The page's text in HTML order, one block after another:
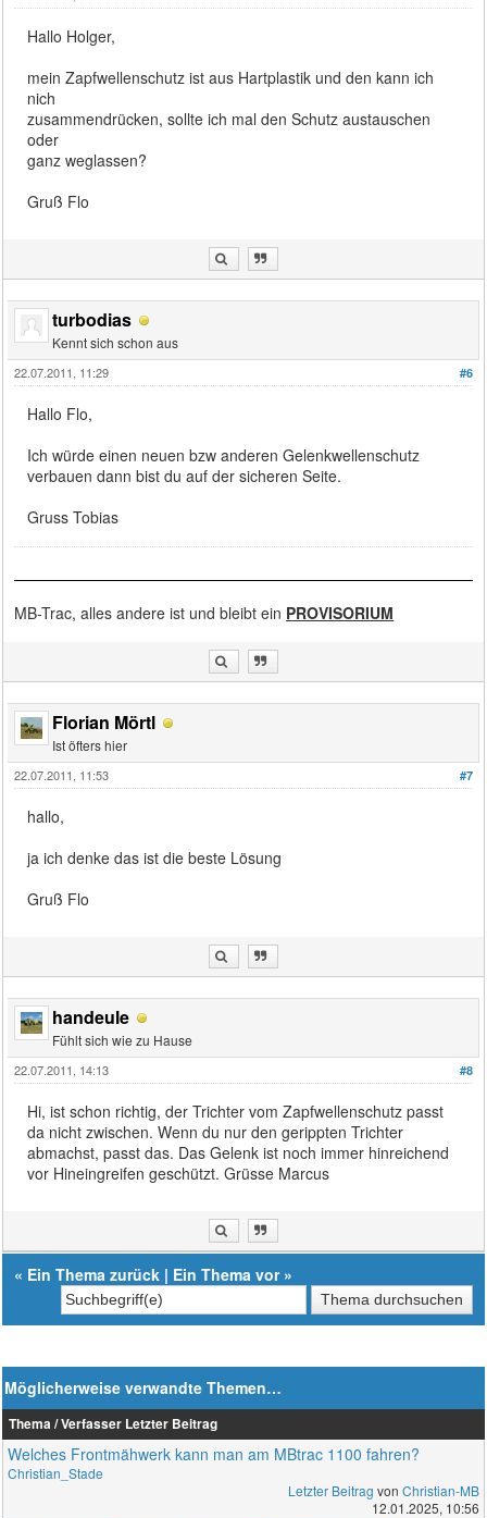
Hallo Holger,
mein Zapfwellenschutz ist aus Hartplastik und den kann ich
nich
zusammendrücken, sollte ich mal den Schutz austauschen
oder
ganz weglassen?
Gruß Flo
turbodias
Kennt sich schon aus
#6
22.07.2011, 11:29
Hallo Flo,
Ich würde einen neuen bzw anderen Gelenkwellenschutz
verbauen dann bist du auf der sicheren Seite.
Gruss Tobias
MB-Trac, alles andere ist und bleibt ein PROVISORIUM
Florian Mörtl
Ist öfters hier
#7
22.07.2011, 11:53
hallo,
ja ich denke das ist die beste Lösung
Gruß Flo
handeule
Fühlt sich wie zu Hause
#8
22.07.2011, 14:13
Hi, ist schon richtig, der Trichter vom Zapfwellenschutz passt
da nicht zwischen. Wenn du nur den gerippten Trichter
abmachst, passt das. Das Gelenk ist noch immer hinreichend
vor Hineingreifen geschützt. Grüsse Marcus
« Ein Thema zurück | Ein Thema vor»
Möglicherweise verwandte Themen…
Thema / Verfasser Letzter Beitrag
Welches Frontmähwerk kann man am MBtrac 1100 fahren?
Christian_Stade
Letzter Beitrag von Christian-MB
12.01.2025, 10:56